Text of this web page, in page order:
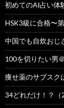
初めてのAI占い体
HSK3級に合格〜
中国でも自炊おじ
100を切りたい男
痩せ薬のサブスク
34どれだけ！？（